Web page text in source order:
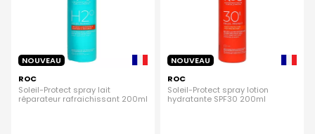
NOUVEAU
ROC
Soleil-Protect spray lait
réparateur rafraichissant 200ml
NOUVEAU
ROC
Soleil-Protect spray lotion
hydratante SPF30 200ml